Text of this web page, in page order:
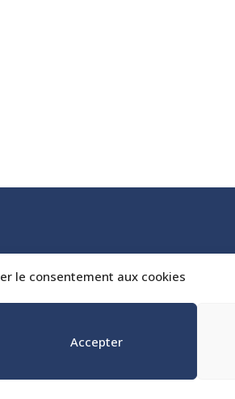
le consentement aux cookies
Accepter